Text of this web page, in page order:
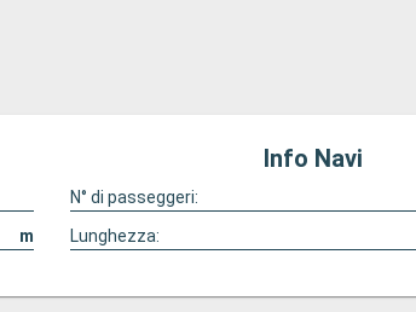
Info Navi
N° di passeggeri:
m Lunghezza: